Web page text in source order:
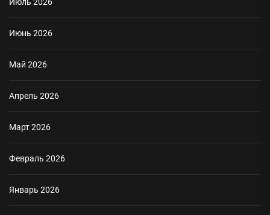
Июнь 2026
Май 2026
Апрель 2026
Март 2026
Февраль 2026
Январь 2026